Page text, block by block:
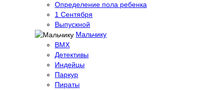
Определение пола ребенка
1 Сентября
Выпускной
Мальчику
BMX
Детективы
Индейцы
Паркур
Пираты